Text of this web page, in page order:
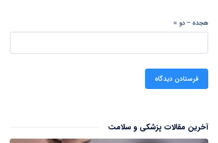
هجده − دو =
آخرین مقالات پزشکی و سلامت